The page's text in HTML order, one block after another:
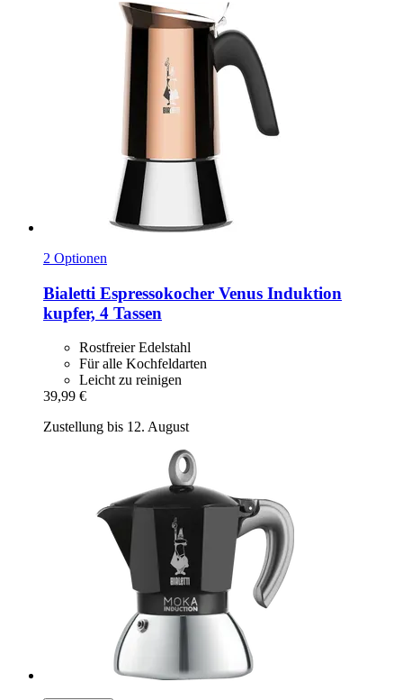
2 Optionen
Bialetti Espressokocher Venus Induktion
kupfer, 4 Tassen
Rostfreier Edelstahl
Für alle Kochfeldarten
Leicht zu reinigen
39,99 €
Zustellung bis 12. August